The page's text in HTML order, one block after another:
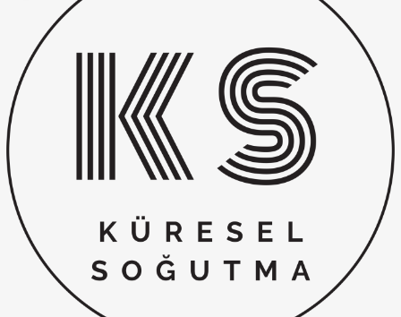
Elektrikli Aksamlar
Elektrikli Süpürge
Fan
Fırın, Ocak ve Aspiratör
Klima
Kombi